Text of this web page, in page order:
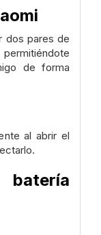
dos pares de
de forma
al abrir el